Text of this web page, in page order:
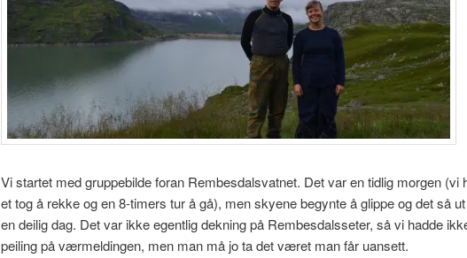
Vi startet med gruppebilde foran Rembesdalsvatnet. Det var en tidlig morgen (vi
et tog å rekke og en 8-timers tur å gå), men skyene begynte å glippe og det så
en deilig dag. Det var ikke egentlig dekning på Rembesdalsseter, så vi hadde
peiling på værmeldingen, men man må jo ta det været man får uansett.